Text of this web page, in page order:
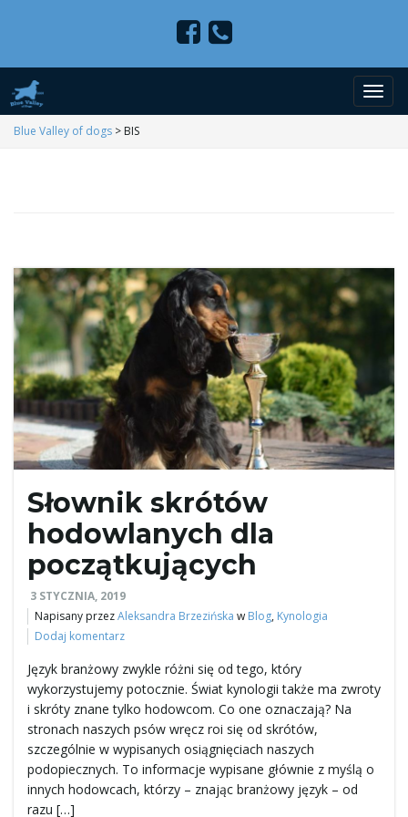
z
ł
Blue Valley of dogs > BIS
Słownik skrótów
hodowlanych dla
początkujących
3 STYCZNIA, 2019
Napisany przezAleksandra Brzezińska w Blog, Kynologia
Dodaj komentarz
Język branżowy zwykle różni się od tego, który
wykorzystujemy potocznie. Świat kynologii także ma zwroty
i skróty znane tylko hodowcom. Co one oznaczają? Na
stronach naszych psów wręcz roi się od skrótów,
szczególnie w wypisanych osiągnięciach naszych
podopiecznych. To informacje wypisane głównie z myślą o
innych hodowcach, którzy – znając branżowy język – od
razu […]